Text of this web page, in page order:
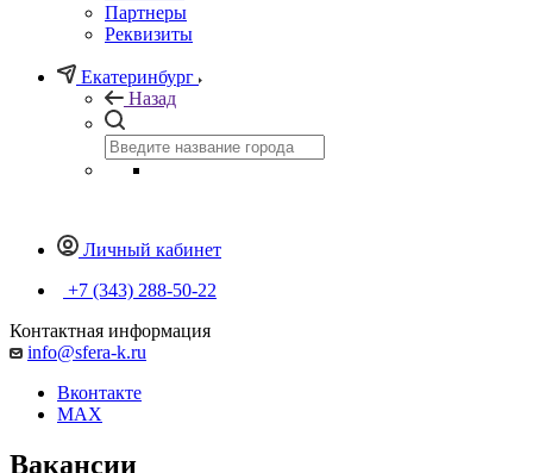
Партнеры
Реквизиты
Екатеринбург
Назад
Личный кабинет
+7 (343) 288-50-22
Контактная информация
info@sfera-k.ru
Вконтакте
MAX
Вакансии